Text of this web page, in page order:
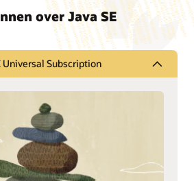
over Java SE
Universal Subscription